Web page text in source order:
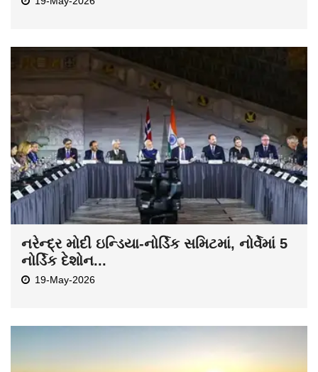
નરેન્દ્ર મોદી ઇન્ડિયા-નોર્ડિક સમિટમાં, નોર્વેમાં 5
નોર્ડિક દેશોન...
19-May-2026